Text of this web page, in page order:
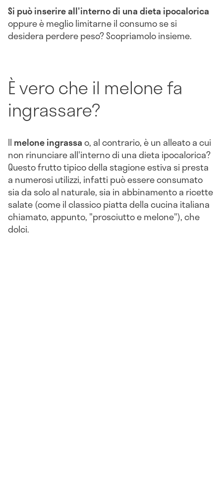
Si può inserire all'interno di una dieta ipocalorica
oppure è meglio limitarne il consumo se si
desidera perdere peso? Scopriamolo insieme.
È vero che il melone fa
ingrassare?
Il melone ingrassao, al contrario, è un alleato a cui
non rinunciare all'interno di una dieta ipocalorica?
Questo frutto tipico della stagione estiva si presta
a numerosi utilizzi, infatti può essere consumato
sia da solo al naturale, sia in abbinamento a ricette
salate (come il classico piatta della cucina italiana
chiamato, appunto, "prosciutto e melone"), che
dolci.